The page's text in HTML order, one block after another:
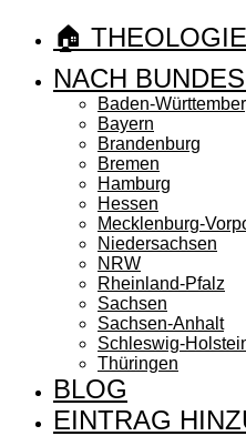
🏠
NACH
Baden-
Bayern
Brandenburg
Bremen
Hamburg
Hessen
Mecklenburg-
Niedersachsen
NRW
Rheinland-Pfalz
Sachsen
Sachsen-Anhalt
Schleswig-
Thüringen
BLOG
EINTRAG